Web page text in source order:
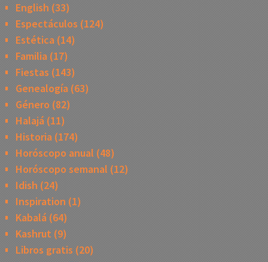
English (33)
Espectáculos (124)
Estética(14)
Familia(17)
Fiestas (143)
Genealogía(63)
Género (82)
Halajá(11)
Historia(174)
Horóscopo anual (48)
Horóscopo semanal (12)
Idish (24)
Inspiration (1)
Kabalá(64)
Kashrut (9)
Libros gratis (20)